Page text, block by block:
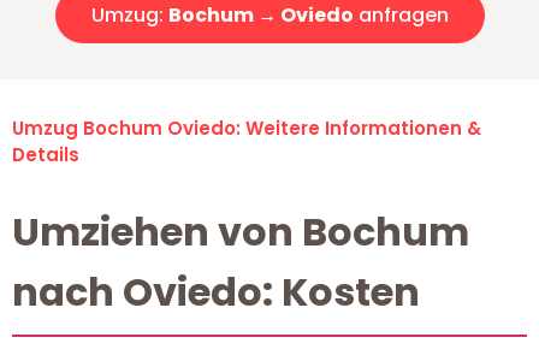
Umzug: Bochum → Oviedo anfragen
Umzug Bochum Oviedo: Weitere Informationen &
Details
Umziehen von Bochum
nach Oviedo: Kosten